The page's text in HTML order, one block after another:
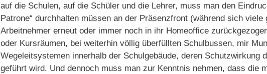
auf die Schulen, auf die Schüler und die Lehrer, muss man den
Patrone“ durchhalten müssen an der Präsenzfront (während sich
Arbeitnehmer erneut oder immer noch in ihr Homeoffice
oder Kursräumen, bei weiterhin völlig überfüllten Schulbussen, mir
Wegeleitsystemen innerhalb der Schulgebäude, deren Schutzwirkung
geführt wird. Und dennoch muss man zur Kenntnis nehmen, dass die